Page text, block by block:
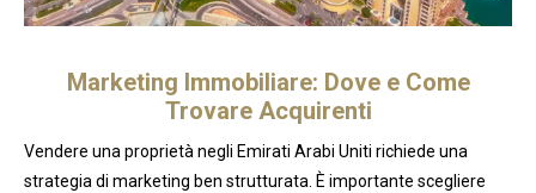
Marketing Immobiliare: Dove e Come
Trovare Acquirenti
Vendere una proprietà negli Emirati Arabi Uniti richiede una
strategia di marketing ben strutturata. È importante scegliere